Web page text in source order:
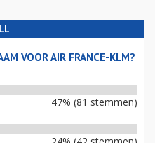
VOOR AIR FRANCE-KLM?
47% (81 stemmen)